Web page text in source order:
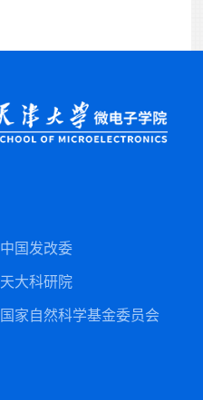
中国发改委
天大科研院
国家自然科学基金委员会